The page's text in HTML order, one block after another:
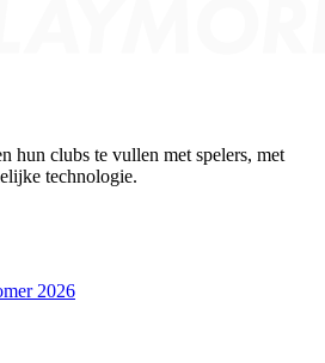
hun clubs te vullen met spelers, met
technologie.
2026